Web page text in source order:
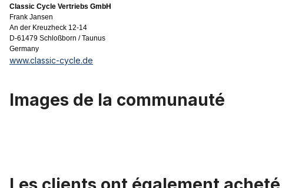
Classic Cycle Vertriebs GmbH
Frank Jansen
An der Kreuzheck 12-14
D-61479 Schloßborn / Taunus
Germany
www.classic-cycle.de
Images de la communauté